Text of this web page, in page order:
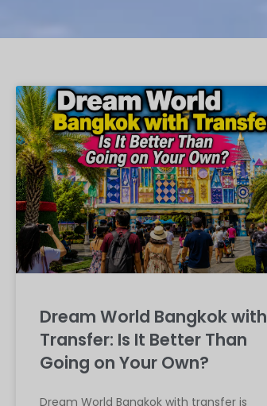
Dream World Bangkok with
Transfer: Is It Better Than
Going on Your Own?
Dream World Bangkok with transfer is